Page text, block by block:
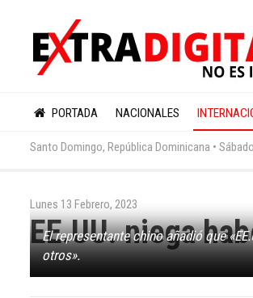
PORTADA NACIONALES
Santo Domingo, República Dominicana •
Lunes 13 Febrero, 2023
EE.UU. niega
El representante chino añadió que
otros».